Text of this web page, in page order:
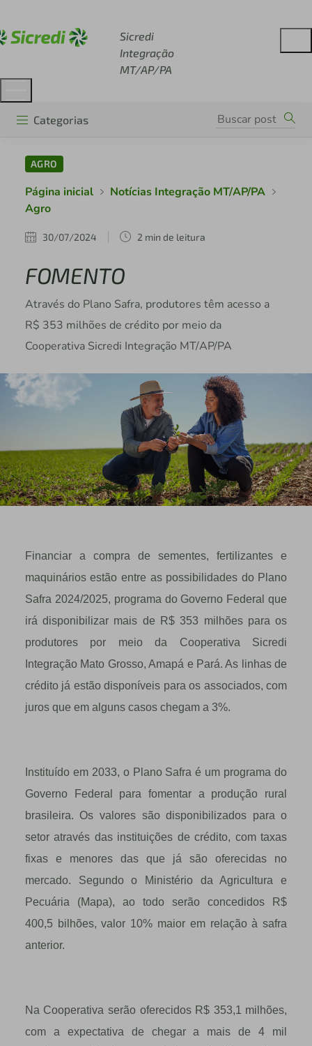
Sicredi
Integração
MT/AP/PA
Categorias
AGRO
Página inicial
Notícias Integração MT/AP/PA
Agro
30/07/2024 2 min de leitura
FOMENTO
Através do Plano Safra, produtores têm acesso a
R$ 353 milhões de crédito por meio da
Cooperativa Sicredi Integração MT/AP/PA
Financiar a compra de sementes, fertilizantes e
maquinários estão entre as possibilidades do Plano
Safra 2024/2025, programa do Governo Federal que
irá disponibilizar mais de R$ 353 milhões para os
produtores por meio da Cooperativa Sicredi
Integração Mato Grosso, Amapá e Pará. As linhas de
crédito já estão disponíveis para os associados, com
juros que em alguns casos chegam a 3%.
Instituído em 2033, o Plano Safra é um programa do
Governo Federal para fomentar a produção rural
brasileira. Os valores são disponibilizados para o
setor através das instituições de crédito, com taxas
fixas e menores das que já são oferecidas no
mercado. Segundo o Ministério da Agricultura e
Pecuária (Mapa), ao todo serão concedidos R$
400,5 bilhões, valor 10% maior em relação à safra
anterior.
Na Cooperativa serão oferecidos R$ 353,1 milhões,
com a expectativa de chegar a mais de 4 mil